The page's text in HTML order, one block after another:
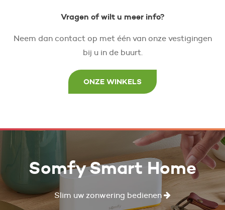
Vragen of wilt u meer info?
Neem dan contact op met één van onze vestigingen
bij u in de buurt.
ONZE WINKELS
Somfy Smart Home
Slim uw zonwering bedienen